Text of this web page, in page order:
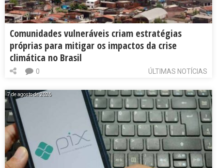
Comunidades vulneráveis criam estratégias
próprias para mitigar os impactos da crise
climática no Brasil
ÚLTIMAS NOTÍCIAS
0
7 de agosto de 2026